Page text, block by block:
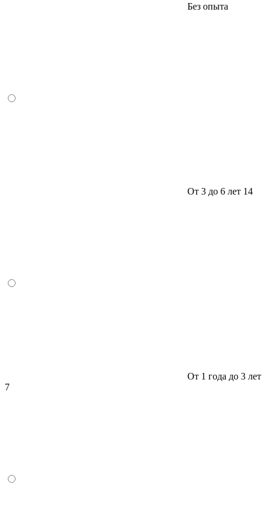
Без опыта
От 3 до 6 лет 14
От 1 года до 3 лет
7